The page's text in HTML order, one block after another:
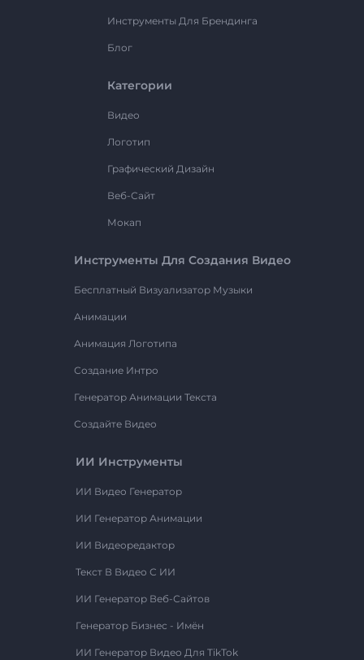
Инструменты Для Брендинга
Блог
Категории
Видео
Логотип
Графический Дизайн
Веб-Сайт
Мокап
Инструменты Для Создания Видео
Бесплатный Визуализатор Музыки
Анимации
Анимация Логотипа
Создание Интро
Генератор Анимации Текста
Создайте Видео
ИИ Инструменты
ИИ Видео Генератор
ИИ Генератор Анимации
ИИ Видеоредактор
Текст В Видео С ИИ
ИИ Генератор Веб-Сайтов
Генератор Бизнес - Имён
ИИ Генератор Видео Для TikTok